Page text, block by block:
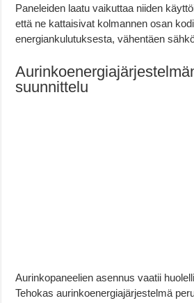
Paneleiden laatu vaikuttaa niiden
että ne kattaisivat kolmannen osan
energiankulutuksesta, vähentäen
suunnittelu
Aurinkopaneelien asennus vaatii
Tehokas aurinkoenergiajärjestelmä